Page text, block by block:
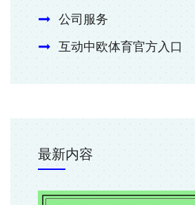
公司服务
互动中欧体育官方入口
最新内容